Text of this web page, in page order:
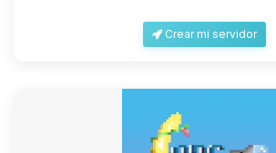
Crear mi servidor